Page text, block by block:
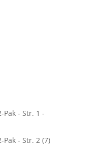
Pak - Str. 1 -
Pak - Str. 2 (7)